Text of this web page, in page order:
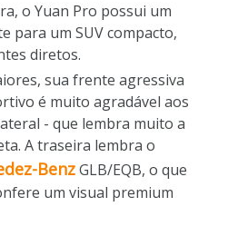
o Yuan Pro possui um
para um SUV compacto,
diretos.
sua frente agressiva
é muito agradável aos
- que lembra muito a
A traseira lembra o
BenzGLB/EQB, o que
um visual premium